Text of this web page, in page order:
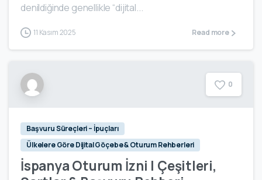
denildiğinde genellikle “dijital...
11 Kasım 2025 Read more
0
Başvuru Süreçleri – İpuçları
Ülkelere Göre Dijital Göçebe & Oturum Rehberleri
İspanya Oturum İzni | Çeşitleri,